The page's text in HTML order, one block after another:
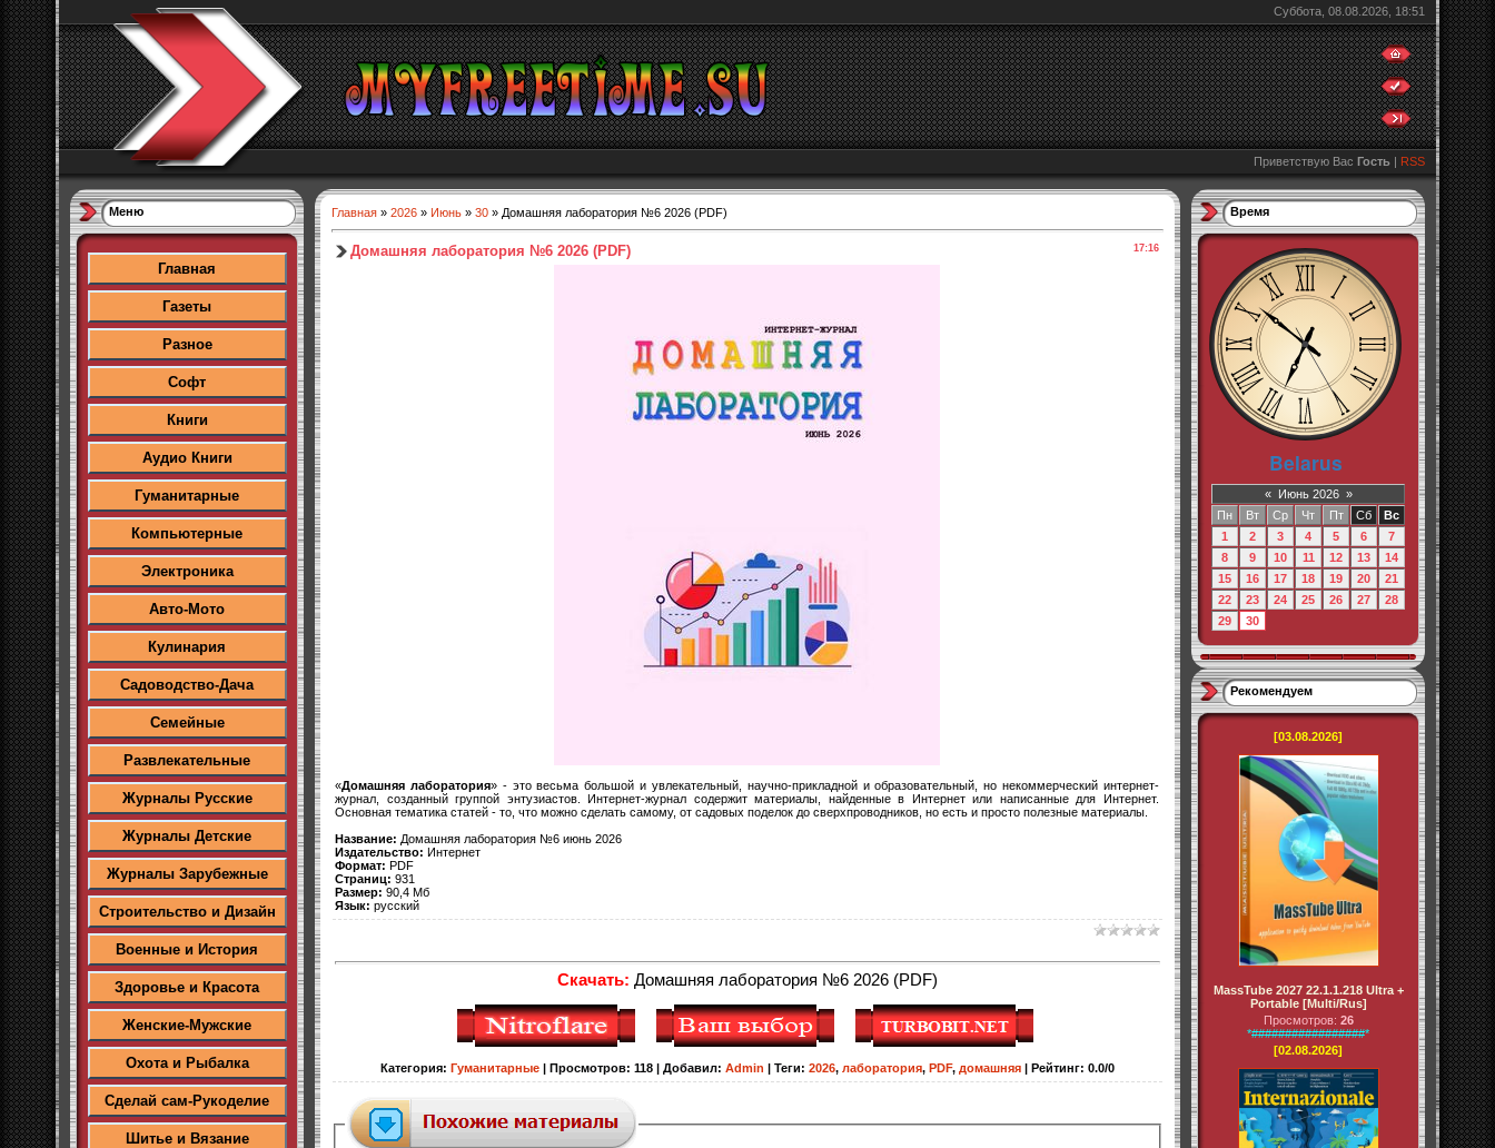
Суббота, 08.08.2026, 18:51
Приветствую Вас Гость | RSS
Меню
Главная
Газеты
Разное
Софт
Книги
Аудио Книги
Гуманитарные
Компьютерные
Электроника
Авто-Мото
Кулинария
Садоводство-Дача
Семейные
Развлекательные
Журналы Русские
Журналы Детские
Журналы Зарубежные
Строительство и Дизайн
Военные и История
Здоровье и Красота
Женские-Мужские
Охота и Рыбалка
Сделай сам-Рукоделие
Шитье и Вязание
Главная » 2026 » Июнь » 30 » Домашняя лаборатория №6 2026 (PDF)
17:16
Домашняя лаборатория №6 2026 (PDF)
«Домашняя лаборатория» - это весьма большой и увлекательный, научно-прикладной и образовательный, но некоммерческий интернет-
журнал, созданный группой энтузиастов. Интернет-журнал содержит материалы, найденные в Интернет или написанные для Интернет.
Основная тематика статей - то, что можно сделать самому, от садовых поделок до сверхпроводников, но есть и просто полезные материалы.
Название: Домашняя лаборатория №6 июнь 2026
Издательство: Интернет
Формат: PDF
Страниц: 931
Размер: 90,4 Мб
Язык: русский
Скачать: Домашняя лаборатория №6 2026 (PDF)
Категория: Гуманитарные Просмотров: 118 Добавил: Admin Теги: 2026, лаборатория, PDF, домашняя Рейтинг: 0.0/0
Время
« Июнь 2026 »
Пн
Вт Ср Чт Пт Сб
Вс
1
2 3 4 5 6
7
8
9 10 11 12 13
14
15
16 17 18 19 20
21
22
23 24 25 26 27
28
29
30
Рекомендуем
[03.08.2026]
MassTube 2027 22.1.1.218 Ultra +
Portable [Multi/Rus]
Просмотров: 26
*#################*
[02.08.2026]